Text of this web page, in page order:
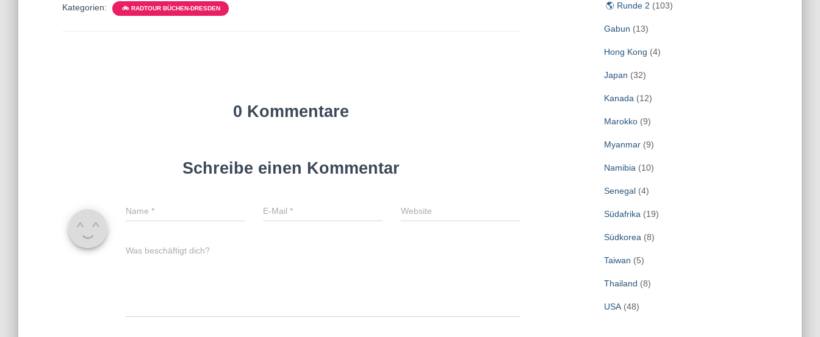
Kategorien: 🚲 RADTOUR BÜCHEN-DRESDEN
0 Kommentare
Schreibe einen Kommentar
Name * E-Mail* Website
Was beschäftigt dich?
🌎 Runde 2 (103)
Gabun (13)
Hong Kong (4)
Japan (32)
Kanada (12)
Marokko(9)
Myanmar(9)
Namibia (10)
Senegal(4)
Südafrika (19)
Südkorea (8)
Taiwan (5)
Thailand (8)
USA(48)